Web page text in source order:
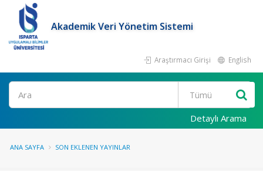
Akademik Veri Yönetim Sistemi
Araştırmacı Girişi English
Ara
Detaylı Arama
ANA SAYFA SON EKLENEN YAYINLAR